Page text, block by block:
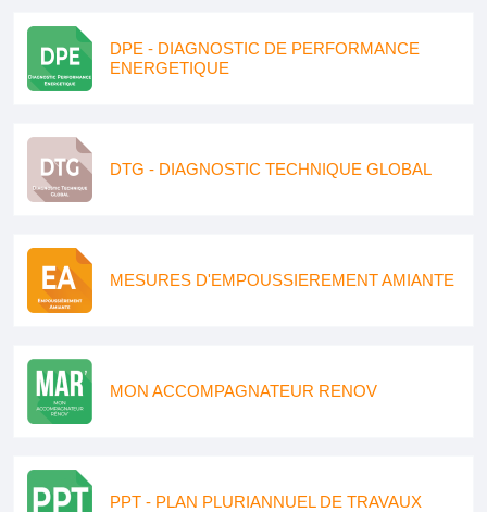
DPE - DIAGNOSTIC DE PERFORMANCE
ENERGETIQUE
DTG - DIAGNOSTIC TECHNIQUE GLOBAL
MESURES D'EMPOUSSIEREMENT AMIANTE
MON ACCOMPAGNATEUR RENOV
PPT - PLAN PLURIANNUEL DE TRAVAUX